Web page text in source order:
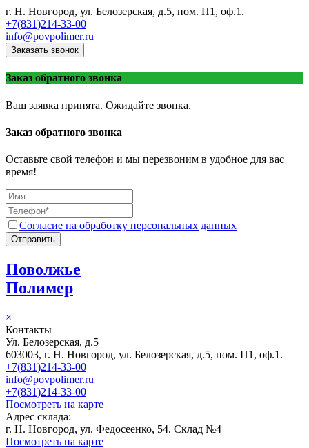
г. Н. Новгород, ул. Белозерская, д.5, пом. П1, оф.1.
+7(831)214-33-00
info@povpolimer.ru
Заказать звонок
Заказ обратного звонка
Ваш заявка принята. Ожидайте звонка.
Заказ обратного звонка
Оставьте свой телефон и мы перезвоним в удобное для вас
время!
Согласие на обработку персональных данных
Отправить
Поволжье
Полимер
×
Контакты
Ул. Белозерская, д.5
603003, г. Н. Новгород, ул. Белозерская, д.5, пом. П1, оф.1.
+7(831)214-33-00
info@povpolimer.ru
+7(831)214-33-00
Посмотреть на карте
Адрес склада:
г. Н. Новгород, ул. Федосеенко, 54. Склад №4
Посмотреть на карте